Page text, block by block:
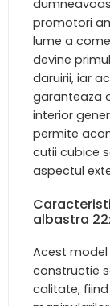
promotori
lume a
devine
daruirii, iar
garanteaza
interior
permite
cutii cubice
aspectul
albastra
Acest
constructie
calitate,